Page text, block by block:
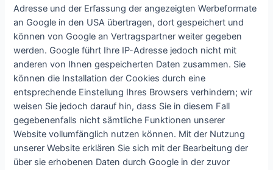
Adresse und der Erfassung der angezeigten Werbeformate
an Google in den USA übertragen, dort gespeichert und
können von Google an Vertragspartner weiter gegeben
werden. Google führt Ihre IP-Adresse jedoch nicht mit
anderen von Ihnen gespeicherten Daten zusammen. Sie
können die Installation der Cookies durch eine
entsprechende Einstellung Ihres Browsers verhindern; wir
weisen Sie jedoch darauf hin, dass Sie in diesem Fall
gegebenenfalls nicht sämtliche Funktionen unserer
Website vollumfänglich nutzen können. Mit der Nutzung
unserer Website erklären Sie sich mit der Bearbeitung der
über sie erhobenen Daten durch Google in der zuvor